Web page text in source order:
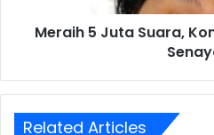
Meraih 5 Juta Suara,
Related Articles